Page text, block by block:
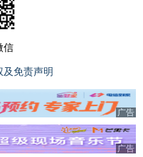
信
免责声明
广告
广告